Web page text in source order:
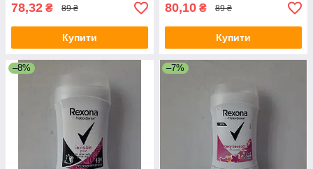
78,32 ₴ 89 ₴
Купити
80,10 ₴ 89 ₴
Купити
–8% –7%